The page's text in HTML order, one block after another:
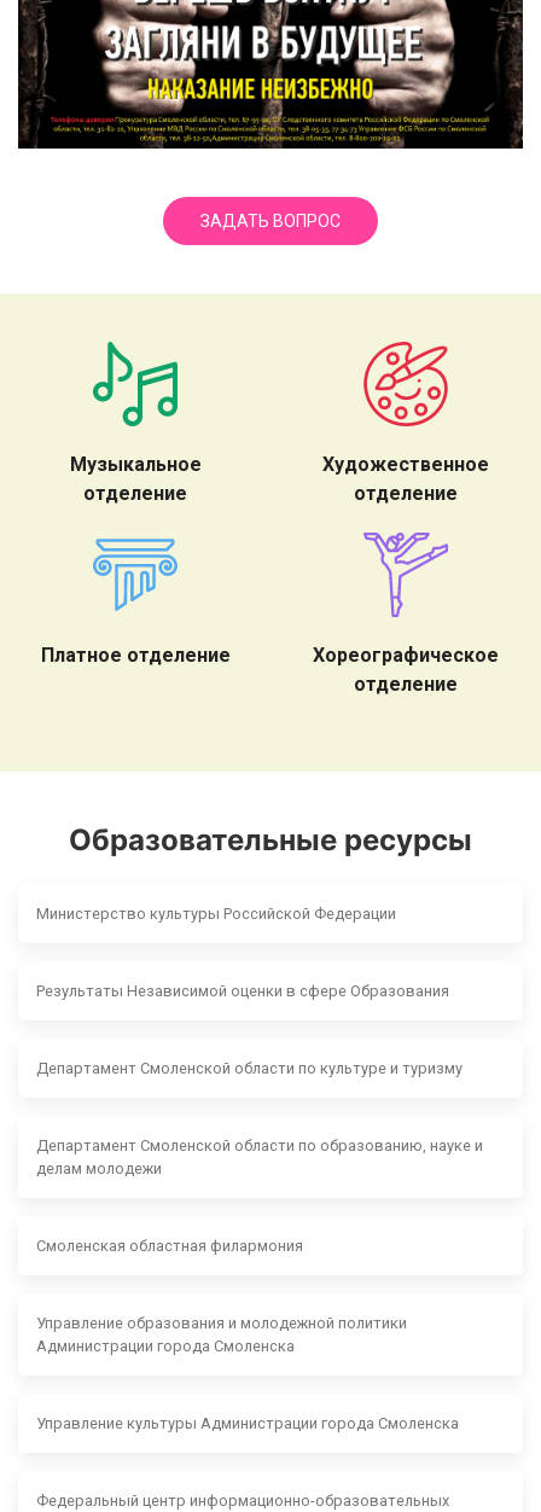
ЗАДАТЬ ВОПРОС
Музыкальное
отделение
Художественное
отделение
Платное отделение
Хореографическое
отделение
Образовательные ресурсы
Министерство культуры Российской Федерации
Результаты Независимой оценки в сфере Образования
Департамент Смоленской области по культуре и туризму
Департамент Смоленской области по образованию, науке и
делам молодежи
Смоленская областная филармония
Управление образования и молодежной политики
Администрации города Смоленска
Управление культуры Администрации города Смоленска
Федеральный центр информационно-образовательных